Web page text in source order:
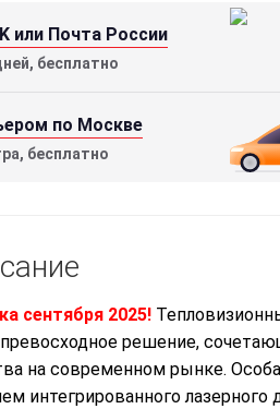
или Почта России
бесплатно
по Москве
бесплатно
сентября 2025!
решение,
на современном рынке.
интегрированного